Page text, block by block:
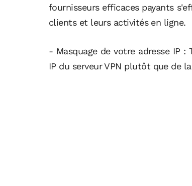
fournisseurs efficaces payants
clients et leurs activités en ligne.
- Masquage de votre adresse IP
IP du serveur VPN plutôt que de